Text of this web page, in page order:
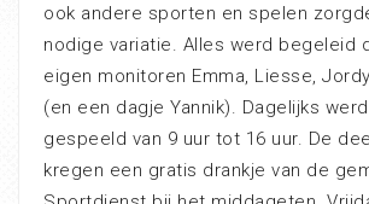
ook andere sporten en spelen
nodige variatie. Alles werd begeleid
eigen monitoren Emma, Liesse,
(en een dagje Yannik). Dagelijks
gespeeld van 9 uur tot 16 uur. De
kregen een gratis drankje van de